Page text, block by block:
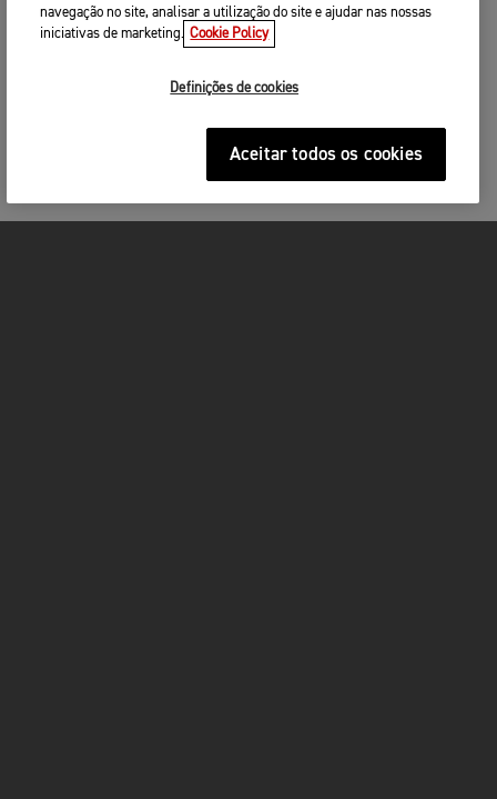
navegação no site, analisar a utilização do site e ajudar nas nossas
iniciativas de marketing. Cookie Policy
Definições de cookies
Aceitar todos os cookies